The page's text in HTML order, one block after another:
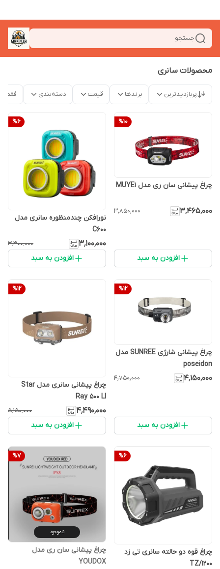
جستجو
محصولات سانری
پربازدیدترین برندها قیمت دسته‌بندی فقط
%10
چراغ پیشانی سان ری مدل MUYE1
۳٬۴۶۵٬۰۰۰ ۳٬۸۵۰٬۰۰۰
افزودن به سبد
%6
نورافکن چندمنظوره سانری مدل
C600
۳٬۱۰۰٬۰۰۰ ۳٬۳۰۰٬۰۰۰
افزودن به سبد
%12
چراغ پیشانی شارژی SUNREE مدل
poseidon
۴٬۱۵۰٬۰۰۰ ۴٬۷۵۰٬۰۰۰
افزودن به سبد
%12
چراغ پیشانی سانری مدل Star
Ray 500 LI
۴٬۴۹۰٬۰۰۰ ۵٬۱۵۰٬۰۰۰
افزودن به سبد
%6
چراغ قوه دو حالته سانری تی زد
TZ/1200
%7
ناموجود
چراغ پیشانی سان ری مدل
YOUDOX